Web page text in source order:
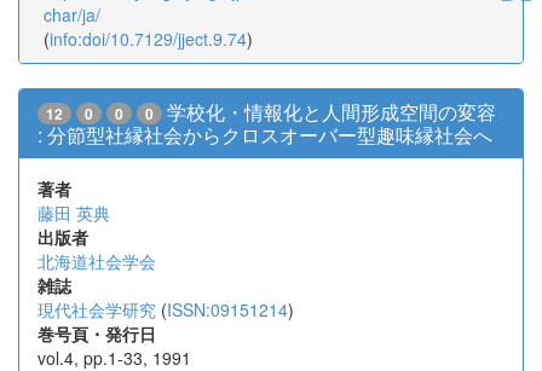
char/ja/
(info:doi/10.7129/jject.9.74)
12 0 0 0
学校化・情報化と人間形成空間の変容
: 分節型社縁社会からクロスオーバー型趣味縁社会へ
著者
藤田 英典
出版者
北海道社会学会
雑誌
現代社会学研究 (ISSN:09151214)
巻号頁・発行日
vol.4, pp.1-33, 1991